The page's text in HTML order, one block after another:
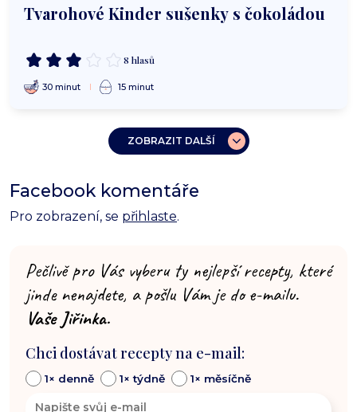
Tvarohové Kinder sušenky s čokoládou
8 hlasů
30 minut 15 minut
ZOBRAZIT DALŠÍ
Facebook komentáře
Pro zobrazení, se přihlaste.
Pečlivě pro Vás vyberu ty nejlepší recepty, které
jinde nenajdete, a pošlu Vám je do e-mailu.
Vaše Jiřinka.
Chci dostávat recepty na e-mail:
1× denně 1× týdně 1× měsíčně